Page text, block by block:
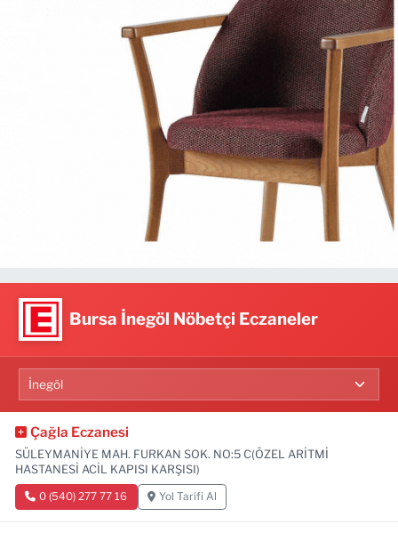
Bursa İnegöl Nöbetçi Eczaneler
Çağla Eczanesi
SÜLEYMANİYE MAH. FURKAN SOK. NO:5 C(ÖZEL ARİTMİ
HASTANESİ ACİL KAPISI KARŞISI)
0 (540) 277 77 16 Yol Tarifi Al